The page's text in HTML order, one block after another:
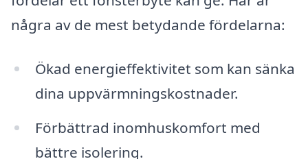
några av de mest betydande fördelarna:
Ökad energieffektivitet som kan sänka
dina uppvärmningskostnader.
Förbättrad inomhuskomfort med
bättre isolering.